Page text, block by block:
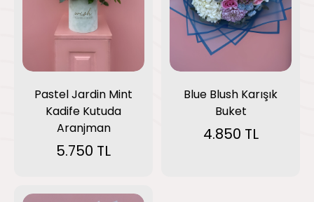
Pastel Jardin Mint
Kadife Kutuda
Aranjman
5.750 TL
Blue Blush Karışık
Buket
4.850 TL